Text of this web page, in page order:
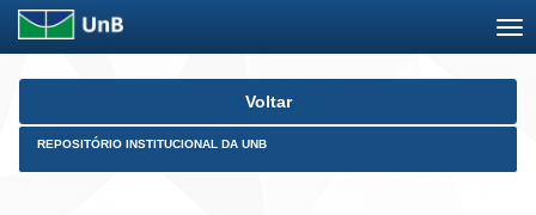
Skip
Voltar
REPOSITÓRIO INSTITUCIONAL DA UNB